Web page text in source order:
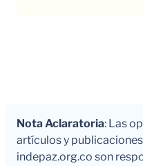
Nota Aclaratoria: Las
artículos y
indepaz.org.co son